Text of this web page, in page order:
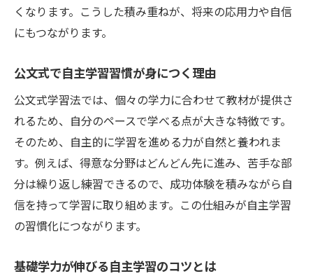
くなります。こうした積み重ねが、将来の応用力や自信
にもつながります。
公文式で自主学習習慣が身につく理由
公文式学習法では、個々の学力に合わせて教材が提供さ
れるため、自分のペースで学べる点が大きな特徴です。
そのため、自主的に学習を進める力が自然と養われま
す。例えば、得意な分野はどんどん先に進み、苦手な部
分は繰り返し練習できるので、成功体験を積みながら自
信を持って学習に取り組めます。この仕組みが自主学習
の習慣化につながります。
基礎学力が伸びる自主学習のコツとは